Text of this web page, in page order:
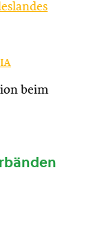
beim